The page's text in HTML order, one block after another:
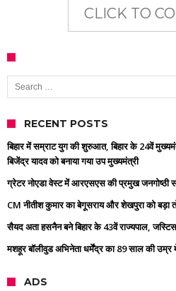
CLICK TO
Search for:
RECENT POSTS
बिहार में सम्राट युग की शुरुआत, बिहार के 24वें
बिजेंद्र यादव को बनाया गया उप मुख्यमंत्री
ग्रेटर नोएडा वेस्ट में आरएसएस की प्रमुख जनगोष्ठी
CM नीतीश कुमार का बेगूसराय और शेखपुरा को बड़ा
सैयद अता हसनैन बने बिहार के 43वें राज्यपाल,
मशहूर बॉलीवुड अभिनेता धर्मेंद्र का 89 साल की उम्र
ADS